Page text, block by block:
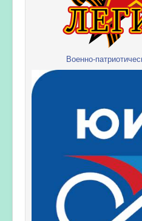
Военно-